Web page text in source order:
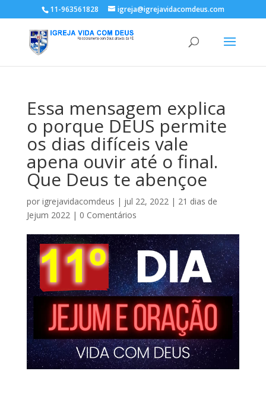
11-963561828 igreja@igrejavidacomdeus.com
Essa mensagem explica
o porque DEUS permite
os dias difíceis vale
apena ouvir até o final.
Que Deus te abençoe
por igrejavidacomdeus | jul 22, 2022| 21 dias de
Jejum 2022| 0 Comentários